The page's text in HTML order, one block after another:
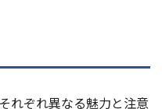
れぞれ異なる魅力と注意